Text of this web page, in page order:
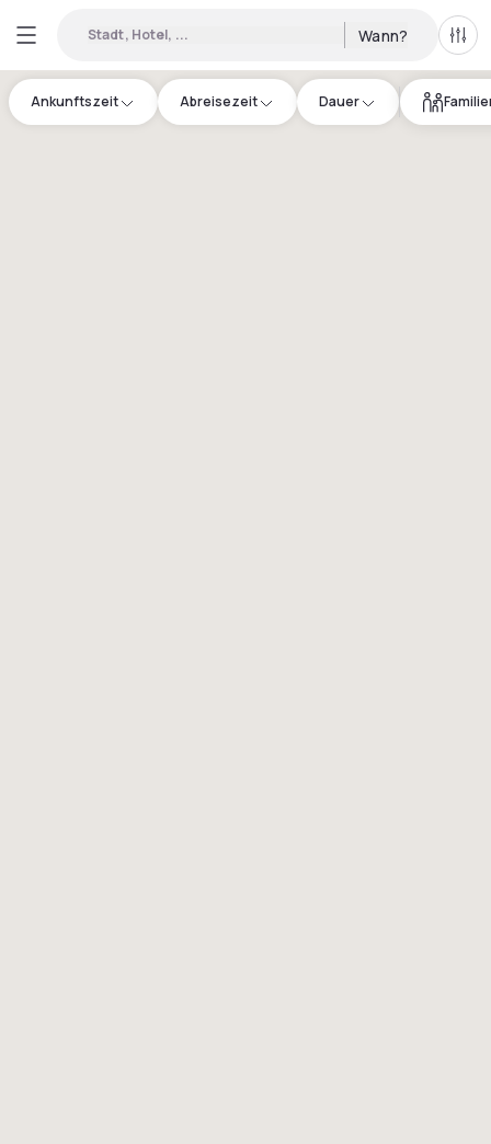
Stadt, Hotel, ... Wann? Alle
Ankunftszeit Abreisezeit Dauer